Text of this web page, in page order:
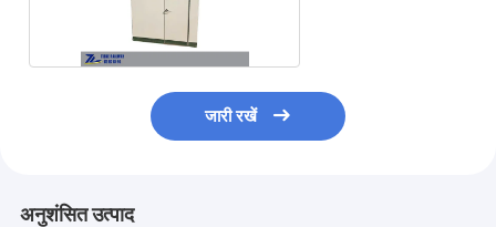
जारी रखें
अनुशंसित उत्पाद